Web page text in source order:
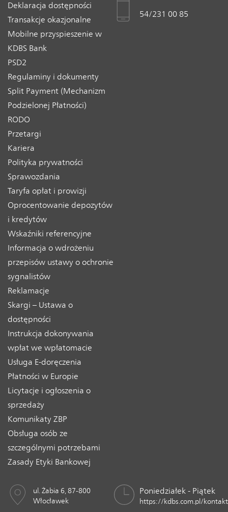
Deklaracja dostępności
Transakcje okazjonalne
Mobilne przyspieszenie w
KDBS Bank
PSD2
Regulaminy i dokumenty
Split Payment (Mechanizm
Podzielonej Płatności)
RODO
Przetargi
Kariera
Polityka prywatności
Sprawozdania
Taryfa opłat i prowizji
Oprocentowanie depozytów
i kredytów
Wskaźniki referencyjne
Informacja o wdrożeniu
przepisów ustawy o ochronie
sygnalistów
Reklamacje
Skargi – Ustawa o
dostępności
Instrukcja dokonywania
wpłat we wpłatomacie
Usługa E-doręczenia
Płatności w Europie
Licytacje i ogłoszenia o
sprzedaży
Komunikaty ZBP
Obsługa osób ze
szczególnymi potrzebami
Zasady Etyki Bankowej
54/231 00 85
ul. Żabia 6, 87-800
Włocławek
Poniedziałek - Piątek
https://kdbs.com.pl/